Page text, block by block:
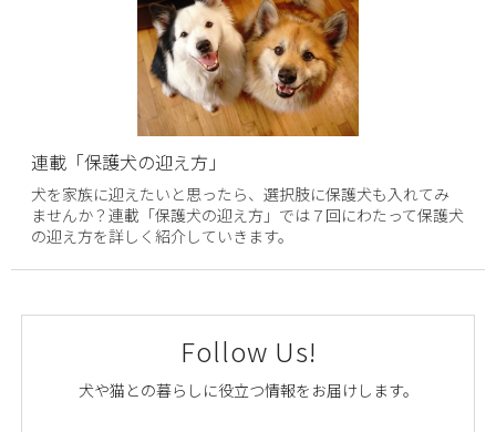
連載「保護犬の迎え方」
犬を家族に迎えたいと思ったら、選択肢に保護犬も入れてみ
ませんか？連載「保護犬の迎え方」では７回にわたって保護犬
の迎え方を詳しく紹介していきます。
Follow Us!
犬や猫との暮らしに役立つ情報をお届けします。